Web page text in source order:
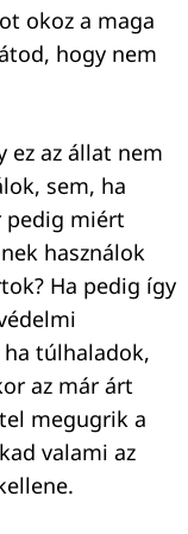
okoz a maga
hogy nem
az állat nem
sem, ha
pedig miért
használok
Ha pedig így
túlhaladok,
az már árt
megugrik a
valami az